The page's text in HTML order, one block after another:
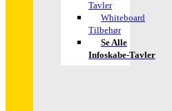
Tavler
Whiteboard
Tilbehør
Se Alle
Infoskabe-Tavler